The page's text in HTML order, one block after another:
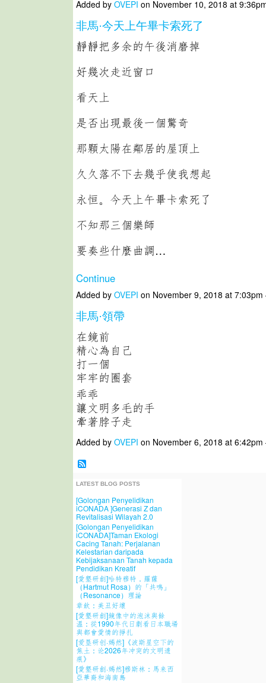
Added by OVEPI on November 10, 2018 at
非馬·今天上午畢卡索死了
靜靜把多余的午後消磨掉
好幾次走近窗口
看天上
是否出現最後一個驚奇
那顆太陽在鄰居的屋頂上
久久落不下去幾乎使我想起
永恒。今天上午畢卡索死了
不知那三個樂師
要奏些什麼曲調…
Continue
Added by OVEPI on November 9, 2018 at
非馬·領帶
在鏡前
精心為自己
打一個
牢牢的圈套
乖乖
讓文明多毛的手
牽著脖子走
Added by OVEPI on November 6, 2018 at
LATEST BLOG POSTS
[Golongan Penyelidikan
iCONADA ]Generasi Z dan
Revitalisasi Wilayah 2.0
[Golongan Penyelidikan
iCONADA]Taman Ekologi
Cacing Tanah: Perjalanan
Kelestarian daripada
Kebijaksanaan Tanah kepada
Pendidikan Kreatif
[愛墾研創]哈特穆特．羅薩
（Hartmut Rosa）的「共鳴」
（Resonance）理論
章欽：美丑好壞
[愛墾研創]鏡像中的泡沫與餘
溫：從1990年代日劇看日本職場
與都會愛情的掙扎
[爱垦研创·嫣然]《波斯星空下的
焦土：论2026年冲突的文明遗
痕》
[愛墾研創·嫣然]穆斯林：馬来西
亞華裔和海南島